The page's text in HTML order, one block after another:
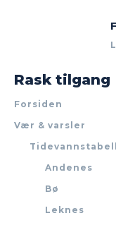
Rask tilgang
Forsiden
Vær & varsler
Tidevannstabell
Andenes
Bø
Leknes